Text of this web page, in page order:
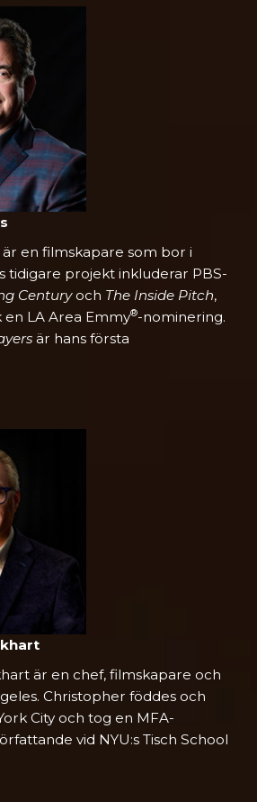
en filmskapare som bor i
tidigare projekt inkluderar PBS-
Centuryoch The Inside Pitch,
LA Area Emmy®-nominering.
är hans första
är en chef, filmskapare och
Christopher föddes och
City och tog en MFA-
vid NYU:s Tisch School